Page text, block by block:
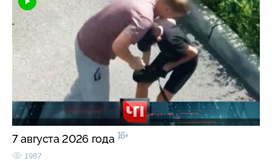
7 августа 2026 года 16+
1987